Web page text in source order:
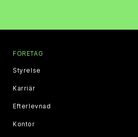
FÖRETAG
Styrelse
Karriär
Efterlevnad
Kontor